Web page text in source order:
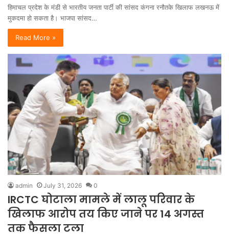
हिमाचल प्रदेश के मंडी से भारतीय जनता पार्टी की सांसद कंगना रनौतके खिलाफ लखनऊ में
मुकदमा हो सकता है। भाजपा सांसद…
Read More »
admin July 31, 2026 0
IRCTC घोटाला मामले में लालू परिवार के
खिलाफ आरोप तय किए जाने पर 14 अगस्त
तक फैसला टला